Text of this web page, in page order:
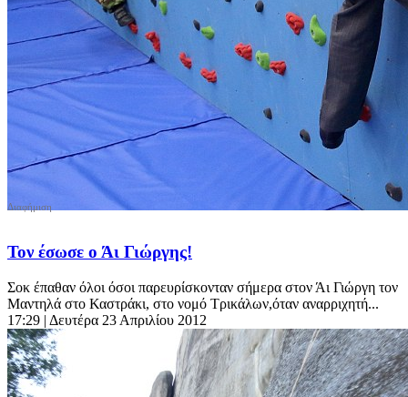
Τον έσωσε ο Άι Γιώργης!
Σοκ έπαθαν όλοι όσοι παρευρίσκονταν σήμερα στον Άι Γιώργη τον
Μαντηλά στο Καστράκι, στο νομό Τρικάλων,όταν αναρριχητή...
17:29 | Δευτέρα 23 Απριλίου 2012